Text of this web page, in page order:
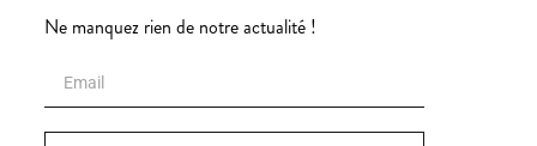
Ne manquez rien de notre actualité !